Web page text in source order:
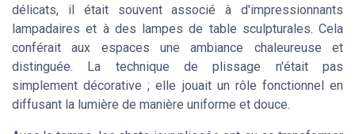
délicats, il était souvent associé à d'impressionnants
lampadaires et à des lampes de table sculpturales. Cela
conférait aux espaces une ambiance chaleureuse et
distinguée. La technique de plissage n'était pas
simplement décorative ; elle jouait un rôle fonctionnel en
diffusant la lumière de manière uniforme et douce.